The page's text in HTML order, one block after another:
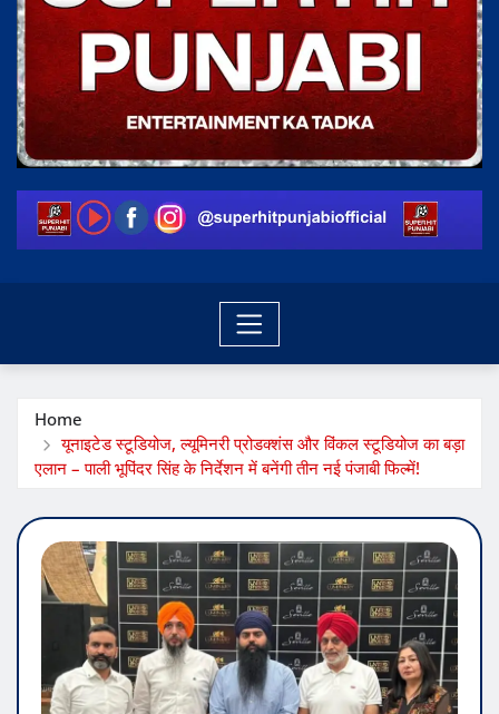
Home
यूनाइटेड स्टूडियोज, ल्यूमिनरी प्रोडक्शंस और विंकल स्टूडियोज का बड़ा
एलान – पाली भूपिंदर सिंह के निर्देशन में बनेंगी तीन नई पंजाबी फिल्में!